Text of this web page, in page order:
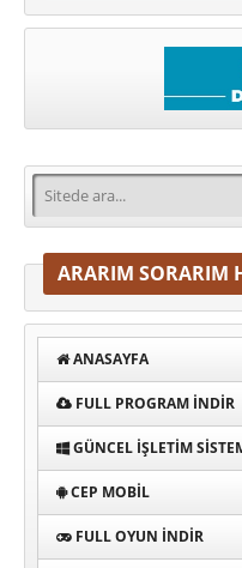
ARARIM SORARIM
ANASAYFA
FULL PROGRAM INDIR
GÜNCEL İŞLETIM
CEP MOBIL
FULL OYUN İNDIR